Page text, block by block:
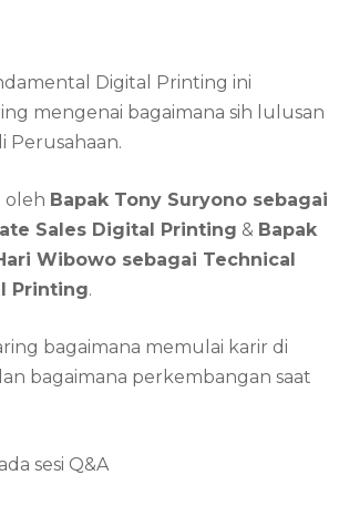
Digital Printing ini
mengenai bagaimana sih lulusan
Perusahaan.
oleh Bapak Tony Suryono sebagai
Sales Digital Printing & Bapak
Wibowo sebagai Technical
Printing.
bagaimana memulai karir di
bagaimana perkembangan saat
sesi Q&A